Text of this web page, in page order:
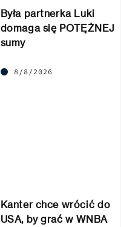
Była partnerka Luki
domaga się POTĘŻNEJ
sumy
8/8/2026
Kanter chce wrócić do
USA, by grać w WNBA